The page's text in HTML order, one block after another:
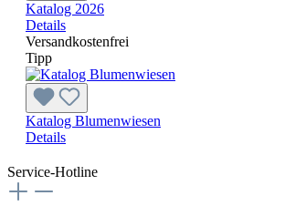
Katalog 2026
Details
Versandkostenfrei
Tipp
Katalog Blumenwiesen
Details
Service-Hotline